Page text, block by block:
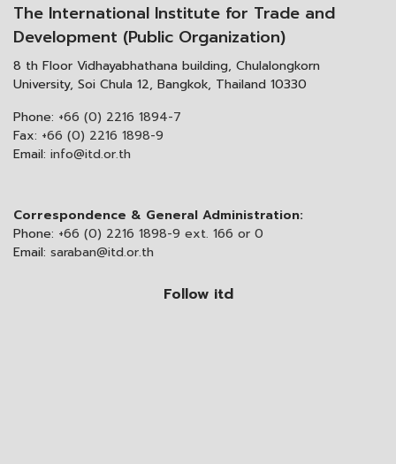
The International Institute for Trade and
Development (Public Organization)
8 th Floor Vidhayabhathana building, Chulalongkorn
University, Soi Chula 12, Bangkok, Thailand 10330
Phone: +66 (0) 2216 1894-7
Fax: +66 (0) 2216 1898-9
Email: info@itd.or.th
Correspondence & General Administration:
Phone: +66 (0) 2216 1898-9 ext. 166 or 0
Email: saraban@itd.or.th
Follow itd